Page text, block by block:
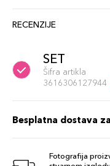
RECENZIJE
SET
Šifra artikla
3616306127944
Besplatna dostava
Fotografija